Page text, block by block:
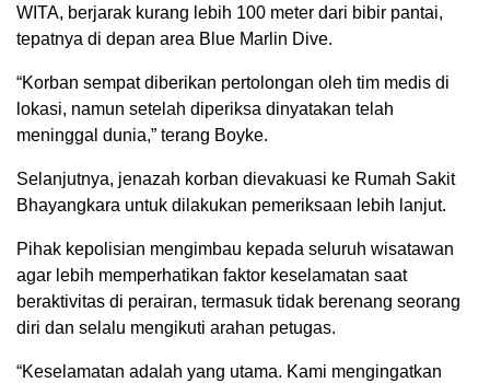
WITA, berjarak kurang lebih 100 meter dari bibir pantai,
tepatnya di depan area Blue Marlin Dive.
“Korban sempat diberikan pertolongan oleh tim medis di
lokasi, namun setelah diperiksa dinyatakan telah
meninggal dunia,” terang Boyke.
Selanjutnya, jenazah korban dievakuasi ke Rumah Sakit
Bhayangkara untuk dilakukan pemeriksaan lebih lanjut.
Pihak kepolisian mengimbau kepada seluruh wisatawan
agar lebih memperhatikan faktor keselamatan saat
beraktivitas di perairan, termasuk tidak berenang seorang
diri dan selalu mengikuti arahan petugas.
“Keselamatan adalah yang utama. Kami mengingatkan